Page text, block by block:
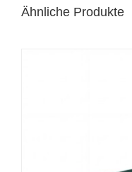
Ähnliche Produkte